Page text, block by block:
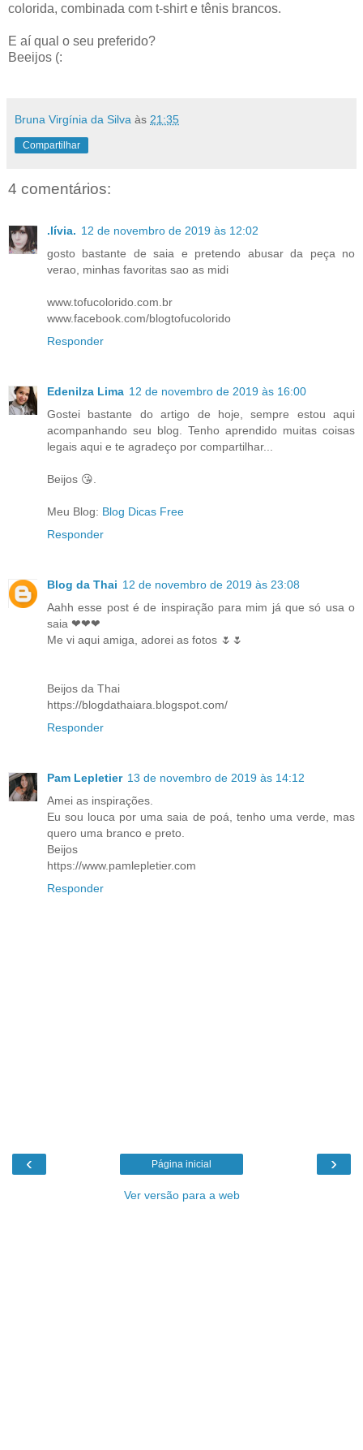
colorida, combinada com t-shirt e tênis brancos.
E aí qual o seu preferido?
Beeijos (:
Bruna Virgínia da Silva às 21:35
Compartilhar
4 comentários:
.lívia. 12 de novembro de 2019 às 12:02
gosto bastante de saia e pretendo abusar da peça no
verao, minhas favoritas sao as midi
www.tofucolorido.com.br
www.facebook.com/blogtofucolorido
Responder
Edenilza Lima 12 de novembro de 2019 às 16:00
Gostei bastante do artigo de hoje, sempre estou aqui
acompanhando seu blog. Tenho aprendido muitas coisas
legais aqui e te agradeço por compartilhar...
Beijos 😘.
Meu Blog: Blog Dicas Free
Responder
Blog da Thai 12 de novembro de 2019 às 23:08
Aahh esse post é de inspiração para mim já que só usa o
saia ❤❤❤
Me vi aqui amiga, adorei as fotos 🌷🌷
Beijos da Thai
https://blogdathaiara.blogspot.com/
Responder
Pam Lepletier 13 de novembro de 2019 às 14:12
Amei as inspirações.
Eu sou louca por uma saia de poá, tenho uma verde, mas
quero uma branco e preto.
Beijos
https://www.pamlepletier.com
Responder
‹ ›
Página inicial
Ver versão para a web